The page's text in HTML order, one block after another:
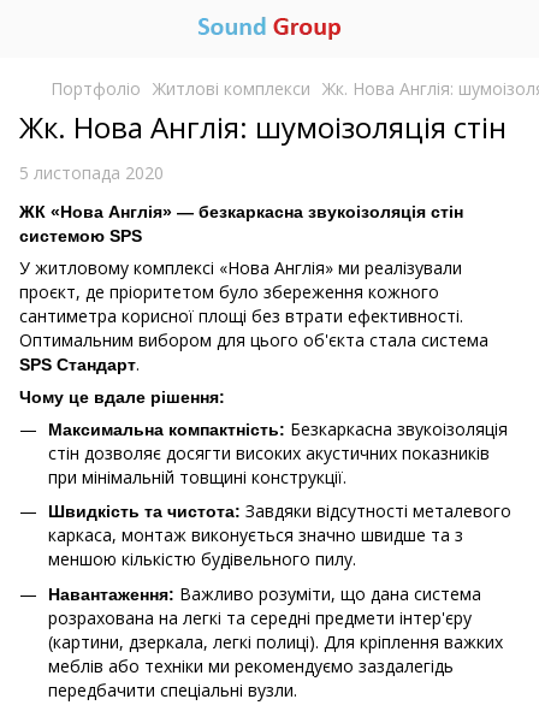
Портфоліо Житлові комплекси Жк. Нова Англія:
Жк. Нова Англія: шумоізоляція стін
5 листопада 2020
ЖК «Нова Англія» — безкаркасна звукоізоляція стін
системою SPS
У житловому комплексі «Нова Англія» ми реалізували
проєкт, де пріоритетом було збереження кожного
сантиметра корисної площі без втрати ефективності.
Оптимальним вибором для цього об'єкта стала система
SPS Стандарт.
Чому це вдале рішення:
Максимальна компактність: Безкаркасна звукоізоляція
стін дозволяє досягти високих акустичних показників
при мінімальній товщині конструкції.
Швидкість та чистота: Завдяки відсутності металевого
каркаса, монтаж виконується значно швидше та з
меншою кількістю будівельного пилу.
Навантаження: Важливо розуміти, що дана система
розрахована на легкі та середні предмети інтер'єру
(картини, дзеркала, легкі полиці). Для кріплення важких
меблів або техніки ми рекомендуємо заздалегідь
передбачити спеціальні вузли.